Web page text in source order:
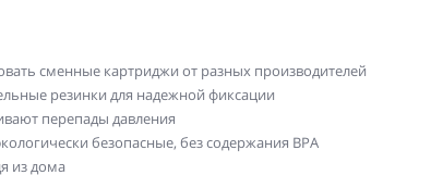
сменные картриджи от разных производителей
резинки для надежной фиксации
перепады давления
безопасные, без содержания BPA
из дома